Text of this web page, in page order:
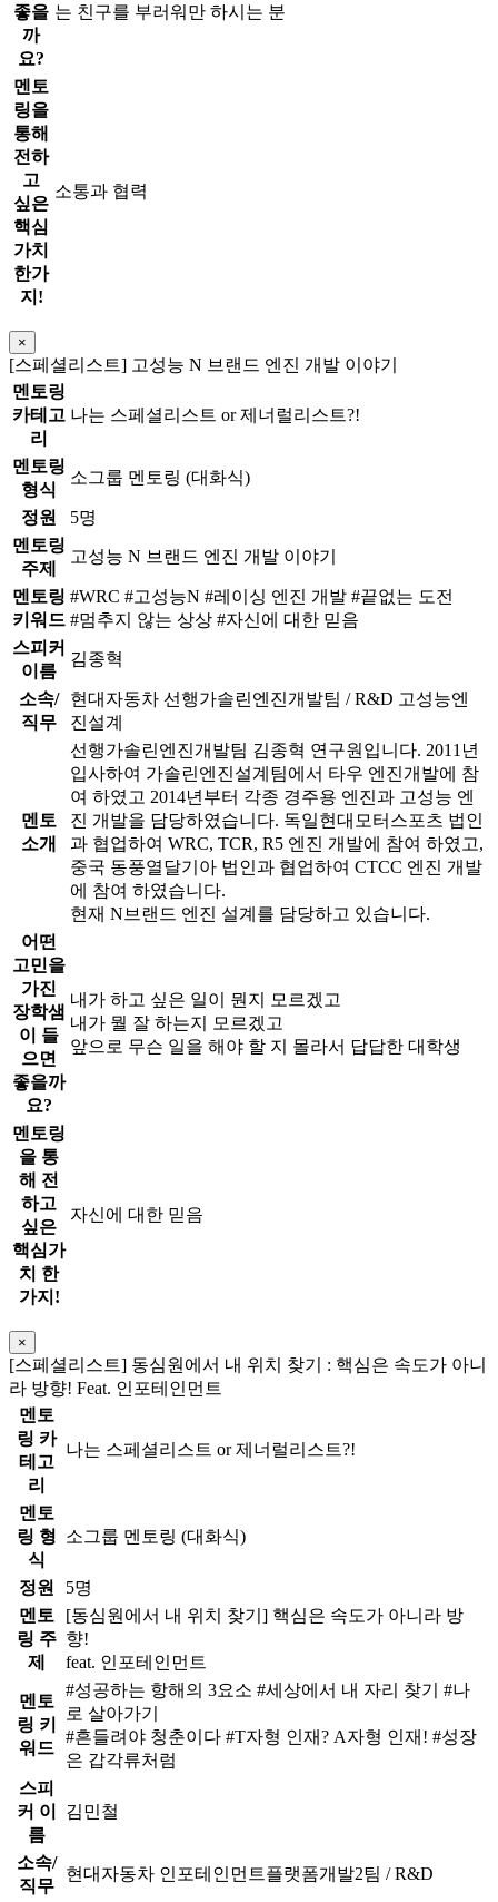
좋을
까
요?
는 친구를 부러워만 하시는 분
멘토
링을
통해
전하
고
싶은
핵심
가치
한가
지!
소통과 협력
×
[스페셜리스트] 고성능 N 브랜드 엔진 개발 이야기
멘토링
카테고
리
나는 스페셜리스트 or 제너럴리스트?!
멘토링
형식
소그룹 멘토링 (대화식)
정원
5명
멘토링
주제
고성능 N 브랜드 엔진 개발 이야기
멘토링
키워드
#WRC #고성능N #레이싱 엔진 개발 #끝없는 도전
#멈추지 않는 상상 #자신에 대한 믿음
스피커
이름
김종혁
소속/
직무
현대자동차 선행가솔린엔진개발팀 / R&D 고성능엔
진설계
멘토
소개
선행가솔린엔진개발팀 김종혁 연구원입니다. 2011년
입사하여 가솔린엔진설계팀에서 타우 엔진개발에 참
여 하였고 2014년부터 각종 경주용 엔진과 고성능 엔
진 개발을 담당하였습니다. 독일현대모터스포츠 법인
과 협업하여 WRC, TCR, R5 엔진 개발에 참여 하였고,
중국 동풍열달기아 법인과 협업하여 CTCC 엔진 개발
에 참여 하였습니다.
현재 N브랜드 엔진 설계를 담당하고 있습니다.
어떤
고민을
가진
장학샘
이 들
으면
좋을까
요?
내가 하고 싶은 일이 뭔지 모르겠고
내가 뭘 잘 하는지 모르겠고
앞으로 무슨 일을 해야 할 지 몰라서 답답한 대학생
멘토링
을 통
해 전
하고
싶은
핵심가
치 한
가지!
자신에 대한 믿음
×
[스페셜리스트] 동심원에서 내 위치 찾기 : 핵심은 속도가 아니
라 방향! Feat. 인포테인먼트
멘토
링 카
테고
리
나는 스페셜리스트 or 제너럴리스트?!
멘토
링 형
식
소그룹 멘토링 (대화식)
정원
5명
멘토
링 주
제
[동심원에서 내 위치 찾기] 핵심은 속도가 아니라 방
향!
feat. 인포테인먼트
멘토
링 키
워드
#성공하는 항해의 3요소 #세상에서 내 자리 찾기 #나
로 살아가기
#흔들려야 청춘이다 #T자형 인재? A자형 인재! #성장
은 갑각류처럼
스피
커 이
름
김민철
소속/
직무
현대자동차 인포테인먼트플랫폼개발2팀 / R&D